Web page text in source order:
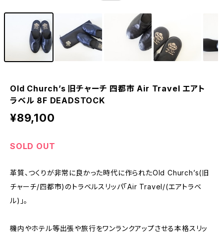
Old Church’s 旧チャーチ 四都市 Air Travel エアト
ラベル 8F DEADSTOCK
¥89,100
SOLD OUT
革質、つくりが非常に良かった時代に作られたOld Church’s(旧
チャーチ/四都市)のトラベルスリッパ「Air Travel/(エアトラベ
ル)」。
機内やホテル等出張や旅行をワンランクアップさせる本格スリッ